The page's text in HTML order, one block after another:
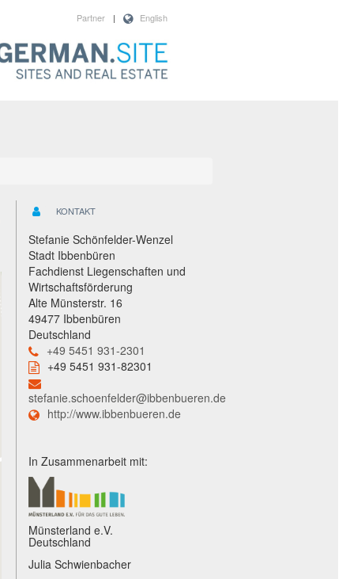
English
|
Partner
KONTAKT
Stefanie Schönfelder-Wenzel
Stadt Ibbenbüren
Fachdienst Liegenschaften und
Wirtschaftsförderung
Alte Münsterstr. 16
49477 Ibbenbüren
Deutschland
+49 5451 931-2301
+49 5451 931-82301
stefanie.schoenfelder@ibbenbueren.de
http://www.ibbenbueren.de
In Zusammenarbeit mit:
Münsterland e.V.
Deutschland
Julia Schwienbacher